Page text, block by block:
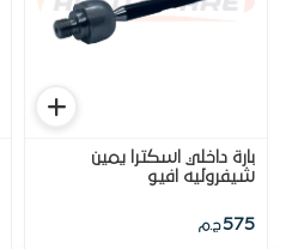
بارة داخلي اسكترا يمين
شيفروليه افيو
575ج.م